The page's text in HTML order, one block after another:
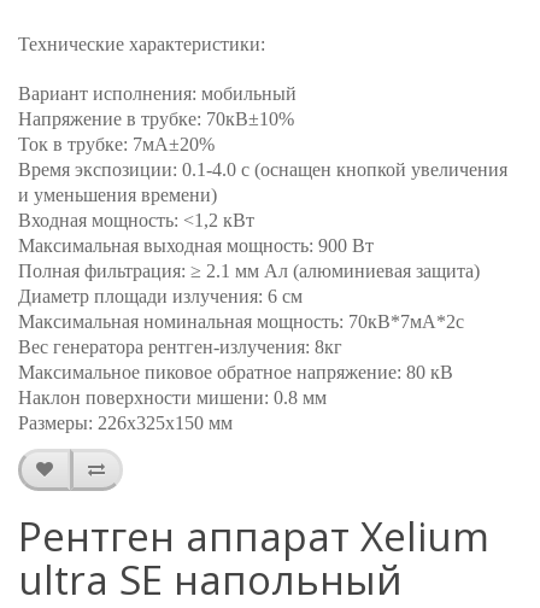
Технические характеристики:
Вариант исполнения: мобильный
Напряжение в трубке: 70кВ±10%
Ток в трубке: 7мА±20%
Время экспозиции: 0.1-4.0 с (оснащен кнопкой увеличения
и уменьшения времени)
Входная мощность: <1,2 кВт
Максимальная выходная мощность: 900 Вт
Полная фильтрация: ≥ 2.1 мм Ал (алюминиевая защита)
Диаметр площади излучения: 6 см
Максимальная номинальная мощность: 70кВ*7мА*2с
Вес генератора рентген-излучения: 8кг
Максимальное пиковое обратное напряжение: 80 кВ
Наклон поверхности мишени: 0.8 мм
Размеры: 226х325х150 мм
Рентген аппарат Xelium
ultra SE напольный